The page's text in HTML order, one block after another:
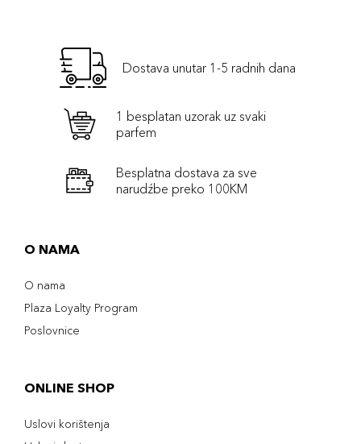
Dostava unutar 1-5 radnih dana
1 besplatan uzorak uz svaki
parfem
Besplatna dostava za sve
narudźbe preko 100KM
O NAMA
O nama
Plaza Loyalty Program
Poslovnice
ONLINE SHOP
Uslovi korištenja